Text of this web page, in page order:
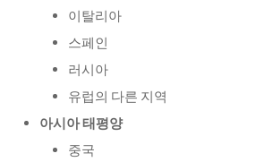
이탈리아
스페인
러시아
유럽의 다른 지역
아시아 태평양
중국